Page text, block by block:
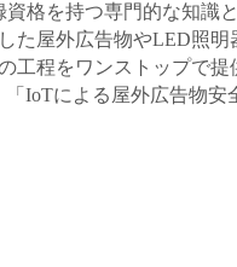
格を持つ専門的な知識
た屋外広告物やLED照
工程をワンストップで提
IoTによる屋外広告物安